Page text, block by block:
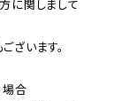
に関しまして
ざいます。
場合